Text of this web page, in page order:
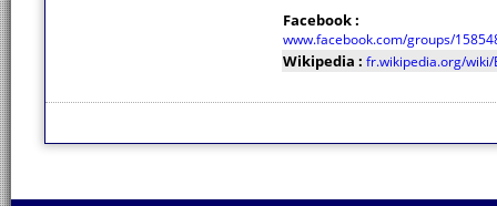
Facebook :
www.facebook.com/groups/
Wikipedia : fr.wikipedia.org/wiki/